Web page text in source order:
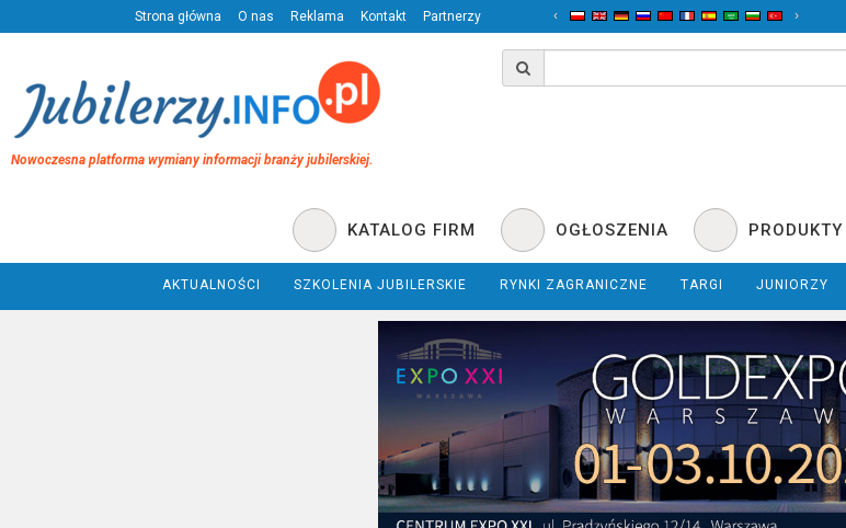
Strona główna O nas Reklama Kontakt Partnerzy ‹ ›
Nowoczesna platforma wymiany informacji branży jubilerskiej.
KATALOG FIRM OGŁOSZENIA
AKTUALNOŚCI SZKOLENIA JUBILERSKIE RYNKI ZAGRANICZNE TARGI JUNIORZY